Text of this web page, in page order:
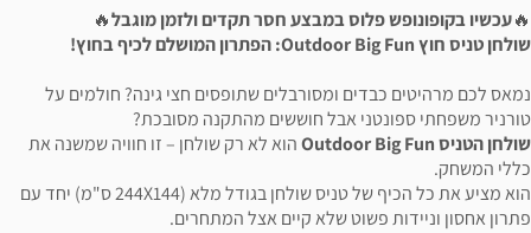
🔥עכשיו בקופונופש פלוס במבצע חסר תקדים ולזמן מוגבל🔥
שולחן טניס חוץ Outdoor Big Fun: הפתרון המושלם לכיף בחוץ!
נמאס לכם מרהיטים כבדים ומסורבלים שתופסים חצי גינה? חולמים על
טורניר משפחתי ספונטני אבל חוששים מהתקנה מסובכת?
שולחן הטניס Outdoor Big Fun
הוא לא רק שולחן – זו חוויה שמשנה את
כללי המשחק.
הוא מציע את כל הכיף של טניס שולחן בגודל מלא (244X144 ס"מ) יחד עם
פתרון אחסון וניידות פשוט שלא קיים אצל המתחרים.